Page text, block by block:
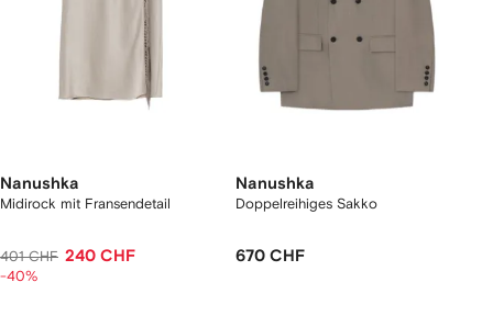
Nanushka
Midirock mit Fransendetail
401 CHF 240 CHF
-40%
Nanushka
Doppelreihiges Sakko
670 CHF